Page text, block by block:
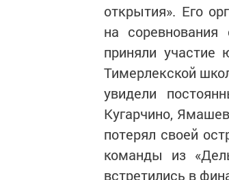
открытия». Его
на
приняли участие
Тимерлекской
увидели
Кугарчино,
потерял своей
команды из
встретились в